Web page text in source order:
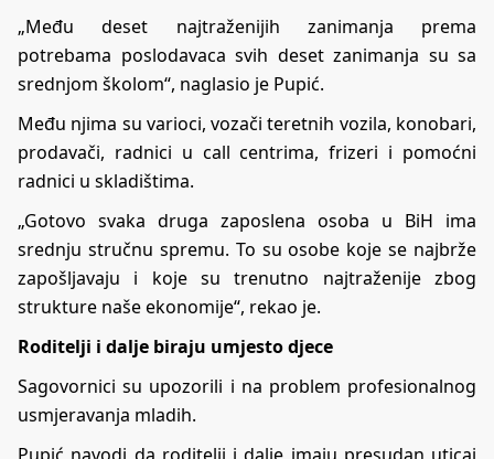
„Među deset najtraženijih zanimanja prema
potrebama poslodavaca svih deset zanimanja su sa
srednjom školom“, naglasio je Pupić.
Među njima su varioci, vozači teretnih vozila, konobari,
prodavači, radnici u call centrima, frizeri i pomoćni
radnici u skladištima.
„Gotovo svaka druga zaposlena osoba u BiH ima
srednju stručnu spremu. To su osobe koje se najbrže
zapošljavaju i koje su trenutno najtraženije zbog
strukture naše ekonomije“, rekao je.
Roditelji i dalje biraju umjesto djece
Sagovornici su upozorili i na problem profesionalnog
usmjeravanja mladih.
Pupić navodi da roditelji i dalje imaju presudan uticaj